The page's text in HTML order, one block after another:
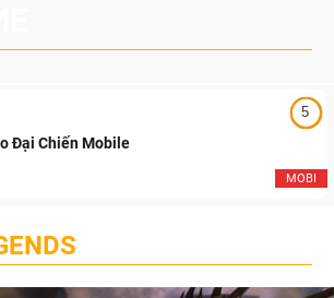
5
MOBI
Đại Chiến Mobile